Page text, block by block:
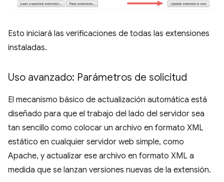
Esto iniciará las verificaciones de todas las extensiones
instaladas.
Uso avanzado: Parámetros de solicitud
El mecanismo básico de actualización automática está
diseñado para que el trabajo del lado del servidor sea
tan sencillo como colocar un archivo en formato XML
estático en cualquier servidor web simple, como
Apache, y actualizar ese archivo en formato XML a
medida que se lanzan versiones nuevas de la extensión.